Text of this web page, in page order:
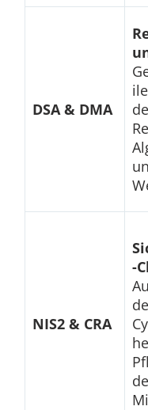
DSA & DMA
NIS2 & CRA
-